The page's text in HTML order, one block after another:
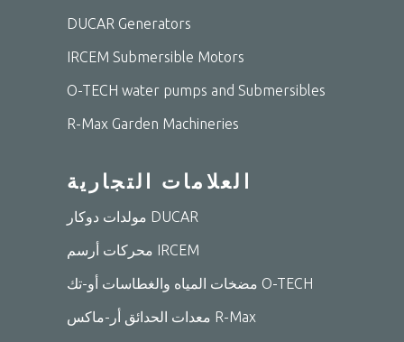
DUCAR Generators
IRCEM Submersible Motors
O-TECH water pumps and Submersibles
R-Max Garden Machineries
العلامات التجارية
مولدات دوكار DUCAR
محركات أرسم IRCEM
مضخات المياه والغطاسات أو-تك O-TECH
معدات الحدائق أر-ماكس R-Max